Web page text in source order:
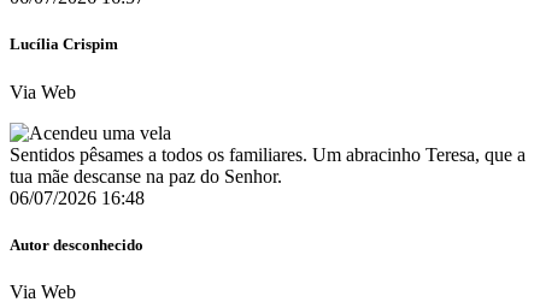
Lucília Crispim
Via Web
Sentidos pêsames a todos os familiares. Um abracinho Teresa, que a
tua mãe descanse na paz do Senhor.
06/07/2026 16:48
Autor desconhecido
Via Web